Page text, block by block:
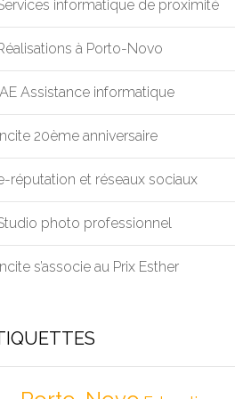
informatique de proximité
à Porto-Novo
Assistance informatique
20ème anniversaire
réputation et réseaux sociaux
photo professionnel
s’associe au Prix Esther